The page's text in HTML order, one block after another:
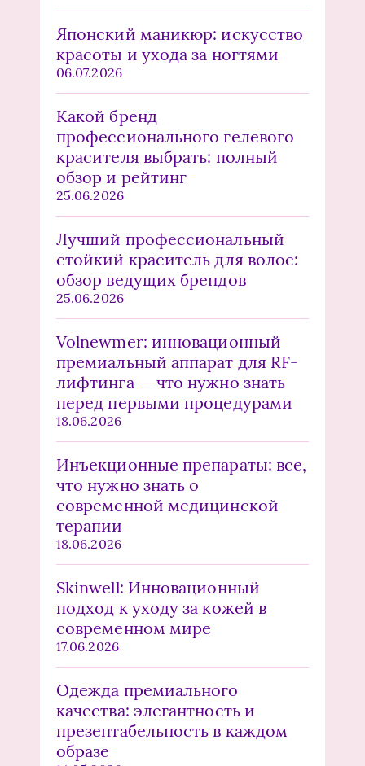
Японский маникюр: искусство
красоты и ухода за ногтями
06.07.2026
Какой бренд
профессионального гелевого
красителя выбрать: полный
обзор и рейтинг
25.06.2026
Лучший профессиональный
стойкий краситель для волос:
обзор ведущих брендов
25.06.2026
Volnewmer: инновационный
премиальный аппарат для RF-
лифтинга — что нужно знать
перед первыми процедурами
18.06.2026
Инъекционные препараты: все,
что нужно знать о
современной медицинской
терапии
18.06.2026
Skinwell: Инновационный
подход к уходу за кожей в
современном мире
17.06.2026
Одежда премиального
качества: элегантность и
презентабельность в каждом
образе